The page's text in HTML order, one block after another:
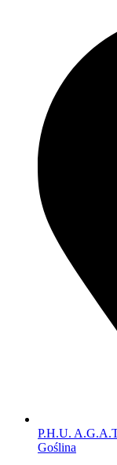
P.H.U.
Goślina